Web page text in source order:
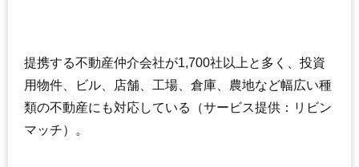
提携する不動産仲介会社が1,700社以上と多く、投資
用物件、ビル、店舗、工場、倉庫、農地など幅広い種
類の不動産にも対応している（サービス提供：リビン
マッチ）。